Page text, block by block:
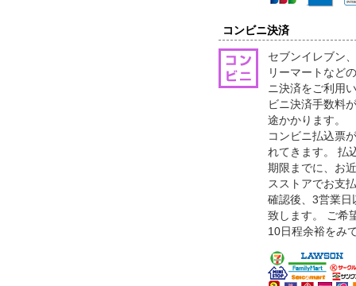
コンビニ決済
セブンイレブン
リーマートなど
ニ決済をご利用
ビニ決済手数料
途かかります。
コンビニ払込票
れてきます。 払
期限までに、お
スストアでお支
確認後、3営業日
致します。 ご希
10日程余裕をみ